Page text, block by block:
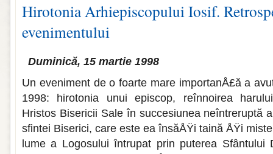
Hirotonia Arhiepiscopului Iosif.
evenimentului
Duminică, 15 martie 1998
Un eveniment de o foarte mare importanÅ£ă a
1998: hirotonia unui episcop, reînnoirea
Hristos Bisericii Sale în succesiunea neîntreruptă
sfintei Biserici, care este ea însăÅŸi taină ÅŸi
lume a Logosului întrupat prin puterea Sfântului